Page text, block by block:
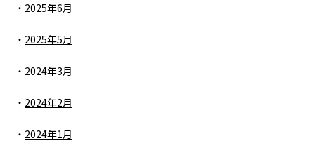
2025年6月
2025年5月
2024年3月
2024年2月
2024年1月